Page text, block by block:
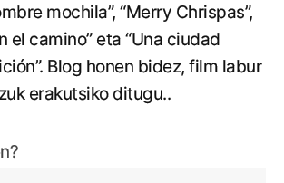
mochila”, “Merry Chrispas”,
el camino” eta “Una ciudad
Blog honen bidez, film labur
erakutsiko ditugu..